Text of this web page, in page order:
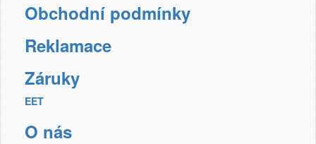
Obchodní podmínky
Reklamace
Záruky
EET
O nás